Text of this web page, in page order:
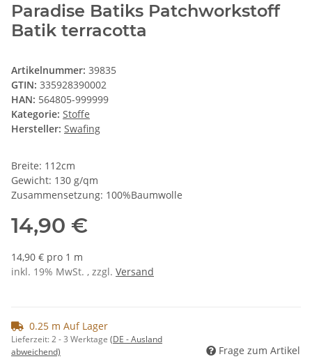
Paradise Batiks Patchworkstoff
Batik terracotta
Artikelnummer: 39835
GTIN: 335928390002
HAN: 564805-999999
Kategorie: Stoffe
Hersteller: Swafing
Breite: 112cm
Gewicht: 130 g/qm
Zusammensetzung: 100%Baumwolle
14,90 €
14,90 € pro 1 m
inkl. 19% MwSt. , zzgl. Versand
0.25 m Auf Lager
Lieferzeit:2 - 3 Werktage (DE - Ausland
abweichend)
Frage zum Artikel